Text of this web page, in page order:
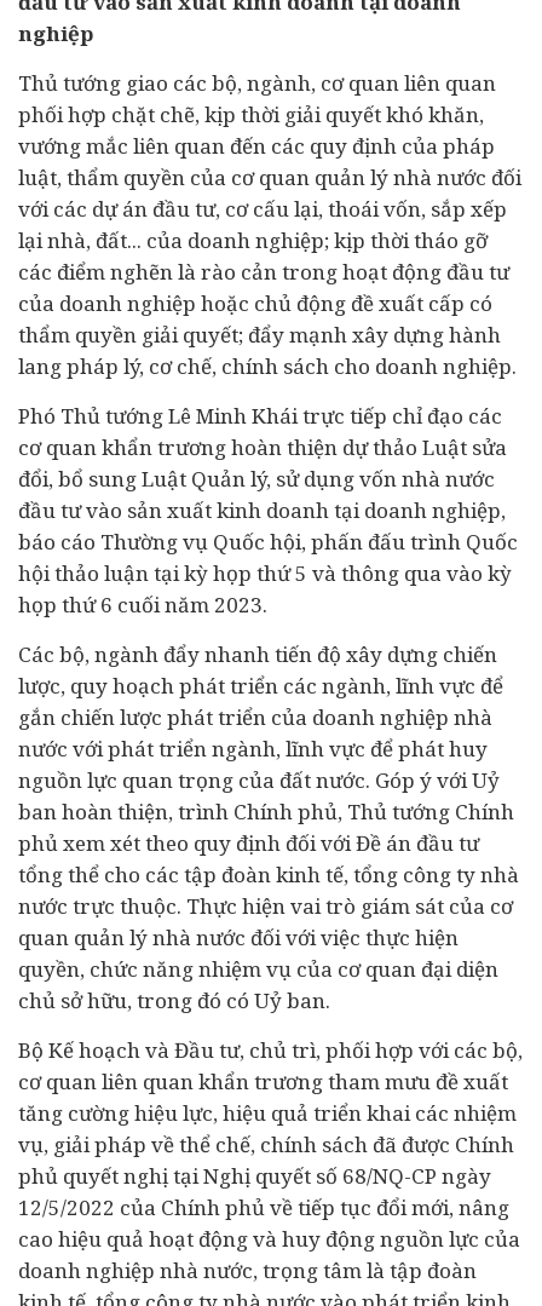
nghiệp
Thủ tướng giao các bộ, ngành, cơ quan liên quan
phối hợp chặt chẽ, kịp thời giải quyết khó khăn,
vướng mắc liên quan đến các quy định của pháp
luật, thẩm quyền của cơ quan quản lý nhà nước đối
với các dự án đầu tư, cơ cấu lại, thoái vốn, sắp xếp
lại nhà, đất... của doanh nghiệp; kịp thời tháo gỡ
các điểm nghẽn là rào cản trong hoạt động đầu tư
của doanh nghiệp hoặc chủ động đề xuất cấp có
thẩm quyền giải quyết; đẩy mạnh xây dựng hành
lang pháp lý, cơ chế, chính sách cho doanh nghiệp.
Phó Thủ tướng Lê Minh Khái trực tiếp chỉ đạo các
cơ quan khẩn trương hoàn thiện dự thảo Luật sửa
đổi, bổ sung Luật Quản lý, sử dụng vốn nhà nước
đầu tư vào sản xuất kinh doanh tại doanh nghiệp,
báo cáo Thường vụ Quốc hội, phấn đấu trình Quốc
hội thảo luận tại kỳ họp thứ 5 và thông qua vào kỳ
họp thứ 6 cuối năm 2023.
Các bộ, ngành đẩy nhanh tiến độ xây dựng chiến
lược, quy hoạch phát triển các ngành, lĩnh vực để
gắn chiến lược phát triển của doanh nghiệp nhà
nước với phát triển ngành, lĩnh vực để phát huy
nguồn lực quan trọng của đất nước. Góp ý với Uỷ
ban hoàn thiện, trình Chính phủ, Thủ tướng Chính
phủ xem xét theo quy định đối với Đề án đầu tư
tổng thể cho các tập đoàn kinh tế, tổng công ty nhà
nước trực thuộc. Thực hiện vai trò giám sát của cơ
quan quản lý nhà nước đối với việc thực hiện
quyền, chức năng nhiệm vụ của cơ quan đại diện
chủ sở hữu, trong đó có Uỷ ban.
Bộ Kế hoạch và Đầu tư, chủ trì, phối hợp với các bộ,
cơ quan liên quan khẩn trương tham mưu đề xuất
tăng cường hiệu lực, hiệu quả triển khai các nhiệm
vụ, giải pháp về thể chế, chính sách đã được Chính
phủ quyết nghị tại Nghị quyết số 68/NQ-CP ngày
12/5/2022 của Chính phủ về tiếp tục đổi mới, nâng
cao hiệu quả hoạt động và huy động nguồn lực của
doanh nghiệp nhà nước, trọng tâm là tập đoàn